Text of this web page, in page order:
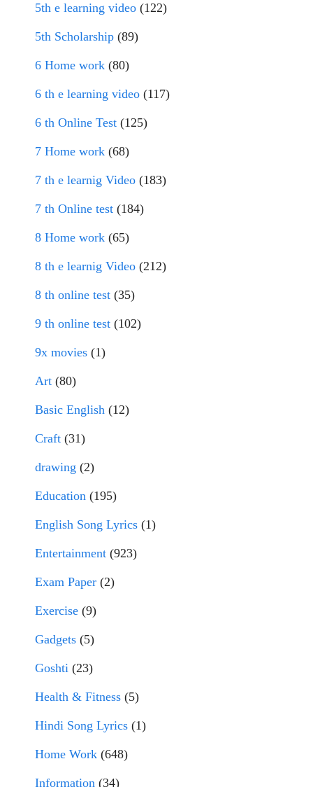
5th e learning video (122)
5th Scholarship (89)
6 Home work (80)
6 th e learning video (117)
6 th Online Test (125)
7 Home work (68)
7 th e learnig Video (183)
7 th Online test (184)
8 Home work (65)
8 th e learnig Video (212)
8 th online test (35)
9 th online test (102)
9x movies (1)
Art (80)
Basic English (12)
Craft (31)
drawing (2)
Education (195)
English Song Lyrics (1)
Entertainment (923)
Exam Paper (2)
Exercise (9)
Gadgets (5)
Goshti (23)
Health & Fitness (5)
Hindi Song Lyrics (1)
Home Work (648)
Information (34)